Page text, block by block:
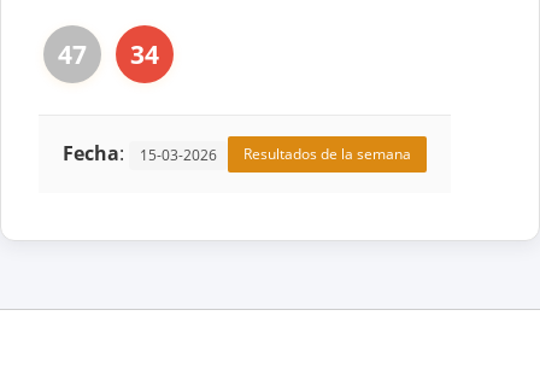
47 34
Fecha: 15-03-2026 Resultados de la semana